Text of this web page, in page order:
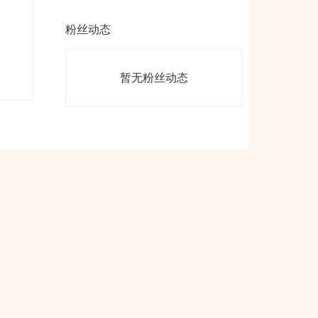
粉丝动态
暂无粉丝动态